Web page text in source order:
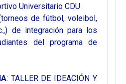
Universitario CDU
de fútbol, voleibol,
de integración para los
del programa de
: TALLER DE IDEACIÓN Y